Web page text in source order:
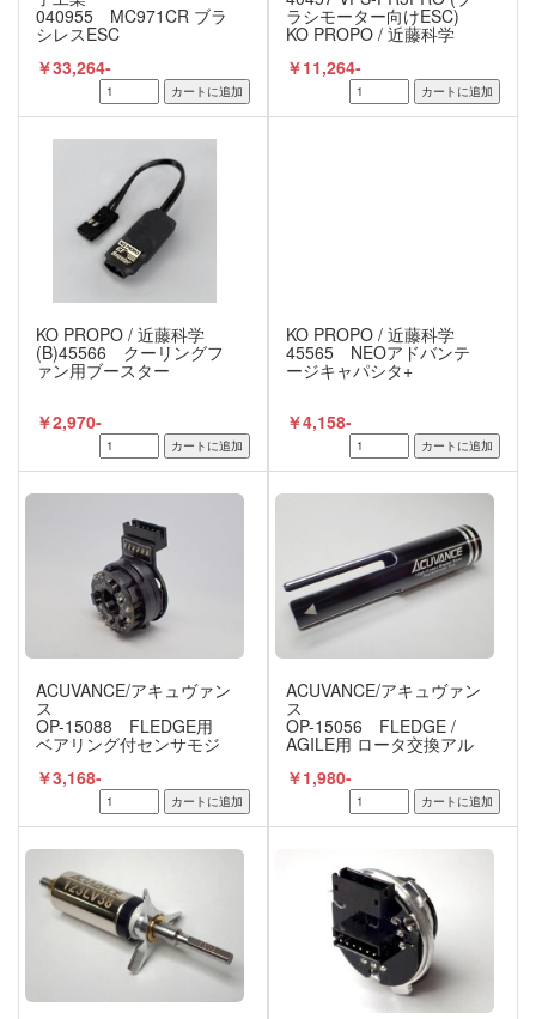
040955 MC971CR ブラ
シレスESC
￥33,264-
ラシモーター向けESC)
KO PROPO / 近藤科学
￥11,264-
KO PROPO / 近藤科学
(B)45566 クーリングフ
ァン用ブースター
￥2,970-
KO PROPO / 近藤科学
45565 NEOアドバンテ
ージキャパシタ+
￥4,158-
ACUVANCE/アキュヴァン
ス
OP-15088 FLEDGE用
ベアリング付センサモジ
ュール
￥3,168-
ACUVANCE/アキュヴァン
ス
OP-15056 FLEDGE /
AGILE用 ロータ交換アル
ミツール
￥1,980-